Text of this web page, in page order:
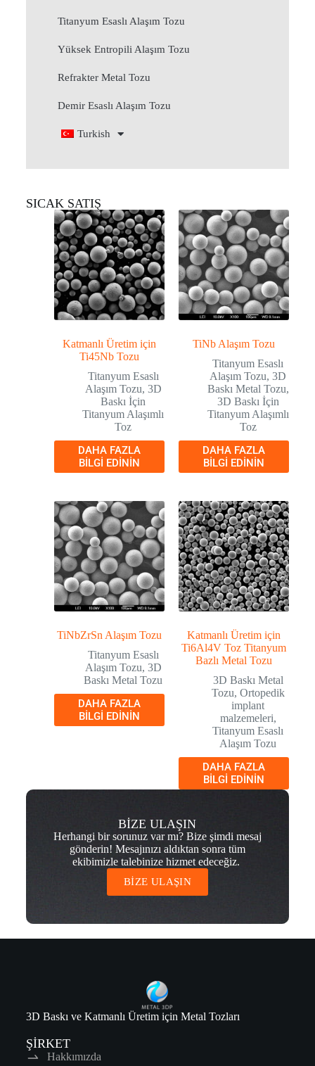
Titanyum Esaslı Alaşım Tozu
Yüksek Entropili Alaşım Tozu
Refrakter Metal Tozu
Demir Esaslı Alaşım Tozu
Turkish
SICAK SATIŞ
Katmanlı Üretim için
Ti45Nb Tozu
Titanyum Esaslı
Alaşım Tozu, 3D
Baskı İçin
Titanyum Alaşımlı
Toz
DAHA FAZLA
BILGI EDININ
TiNb Alaşım Tozu
Titanyum Esaslı
Alaşım Tozu,3D
Baskı Metal Tozu,
3D Baskı İçin
Titanyum Alaşımlı
Toz
DAHA FAZLA
BILGI EDININ
TiNbZrSn Alaşım Tozu
Titanyum Esaslı
Alaşım Tozu, 3D
Baskı Metal Tozu
DAHA FAZLA
BILGI EDININ
Katmanlı Üretim için
Ti6Al4V Toz Titanyum
Bazlı Metal Tozu
3D Baskı Metal
Tozu, Ortopedik
implant
malzemeleri,
Titanyum Esaslı
Alaşım Tozu
DAHA FAZLA
BILGI EDININ
BİZE ULAŞIN
Herhangi bir sorunuz var mı? Bize şimdi mesaj
gönderin! Mesajınızı aldıktan sonra tüm
ekibimizle talebinize hizmet edeceğiz.
BİZE ULAŞIN
3D Baskı ve Katmanlı Üretim için Metal Tozları
ŞİRKET
Hakkımızda